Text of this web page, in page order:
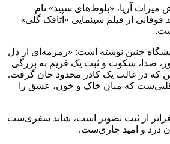
میراث آریا، «بلوط‌های سپید» نام
از فیلم سینمایی «اتاقک گلی»
چنین نوشته است: «زمزمه‌ای از دل
صدا، سکوت و ثبت یک فریم به بزرگی
که در غالب یک کادر محدود جان گرفت.
که میان خاک و خون، عشق را
از ثبت تصویر است، شاید سفری‌ست
درد و امید جاری‌ست.